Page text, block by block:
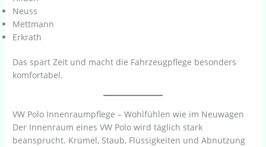
Neuss
Mettmann
Erkrath
Das spart Zeit und macht die Fahrzeugpflege besonders
komfortabel.
VW Polo Innenraumpflege – Wohlfühlen wie im Neuwagen
Der Innenraum eines VW Polo wird täglich stark
beansprucht. Krümel, Staub, Flüssigkeiten und Abnutzung